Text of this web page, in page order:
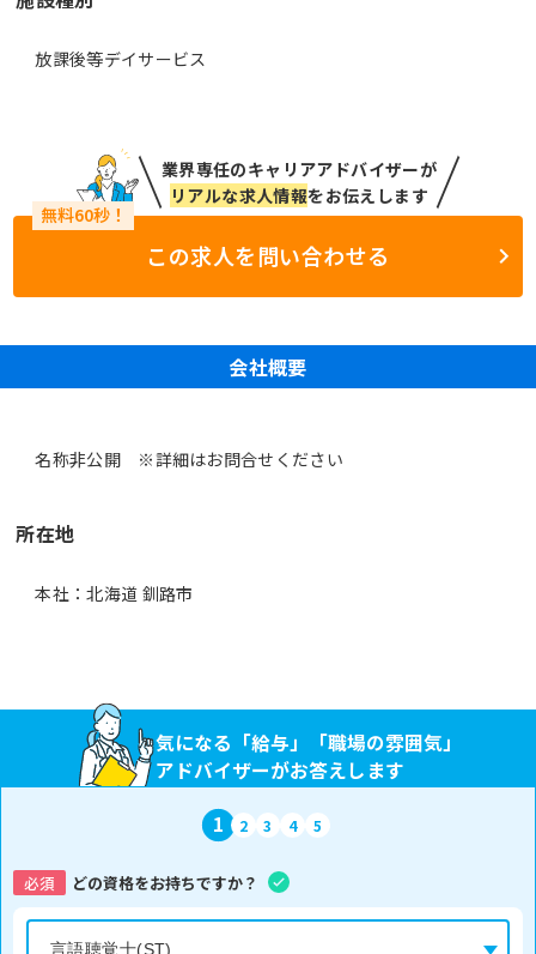
放課後等デイサービス
業界専任のキャリアアドバイザーが
リアルな求人情報をお伝えします
この求人を問い合わせる
会社概要
名称非公開 ※詳細はお問合せください
所在地
本社：北海道 釧路市
気になる「給与」「職場の雰囲気」
アドバイザーがお答えします
1 2 3 4 5
必須 どの資格をお持ちですか？